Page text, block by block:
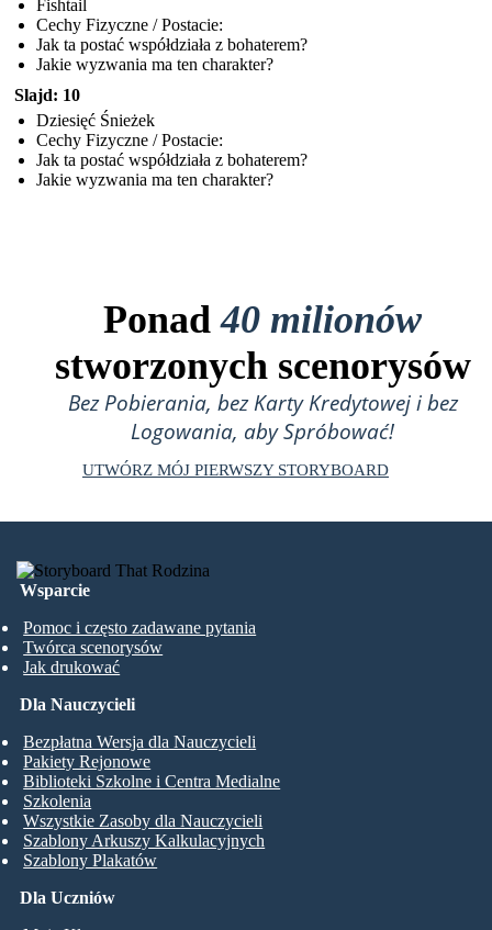
Fishtail
Cechy Fizyczne / Postacie:
Jak ta postać współdziała z bohaterem?
Jakie wyzwania ma ten charakter?
Slajd: 10
Dziesięć Śnieżek
Cechy Fizyczne / Postacie:
Jak ta postać współdziała z bohaterem?
Jakie wyzwania ma ten charakter?
Ponad40 milionów
stworzonych scenorysów
Bez Pobierania, bez Karty Kredytowej i bez
Logowania, aby Spróbować!
UTWÓRZ MÓJ PIERWSZY STORYBOARD
Wsparcie
Pomoc i często zadawane pytania
Twórca scenorysów
Jak drukować
Dla Uczniów
Dla Nauczycieli
Bezpłatna Wersja dla Nauczycieli
Pakiety Rejonowe
Biblioteki Szkolne i Centra Medialne
Szkolenia
Wszystkie Zasoby dla Nauczycieli
Szablony Arkuszy Kalkulacyjnych
Szablony Plakatów